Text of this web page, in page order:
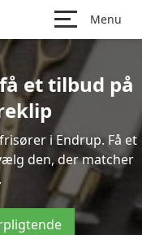
Menu
et tilbud på
i Endrup. Få et
den, der matcher